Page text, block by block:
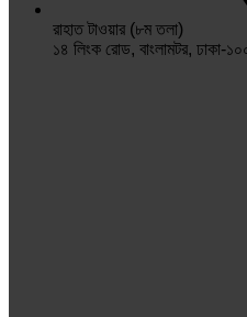
রাহাত টাওয়ার (৮ম তলা)
১৪ লিংক রোড, বাংলামটর, ঢাকা-